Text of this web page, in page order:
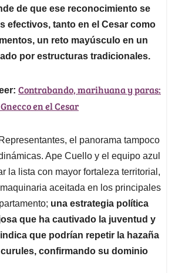
de que ese reconocimiento se
efectivos, tanto en el Cesar como
un reto mayúsculo en un
por estructuras tradicionales.
Contrabando, marihuana y paras:
en el Cesar
el panorama tampoco
Ape Cuello y el equipo azul
la lista con mayor fortaleza territorial,
aceitada en los principales
una estrategia política
que ha cautivado la juventud y
que podrían repetir la hazaña
confirmando su dominio